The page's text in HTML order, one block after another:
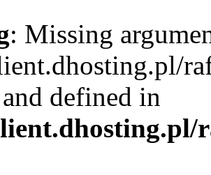
: Missing
defined in